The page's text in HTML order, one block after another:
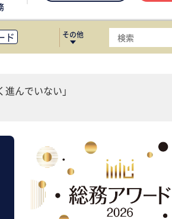
ド
ス移転
その他
んでいない」